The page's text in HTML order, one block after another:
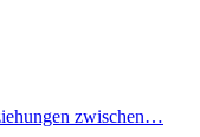
zwischen…